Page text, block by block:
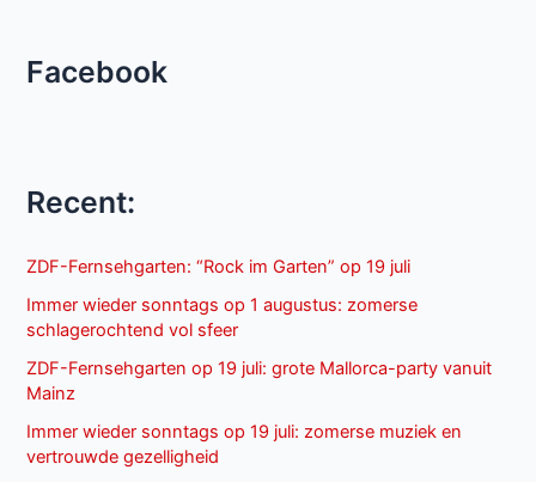
Facebook
Recent:
ZDF-Fernsehgarten: “Rock im Garten” op 19 juli
Immer wieder sonntags op 1 augustus: zomerse
schlagerochtend vol sfeer
ZDF-Fernsehgarten op 19 juli: grote Mallorca-party vanuit
Mainz
Immer wieder sonntags op 19 juli: zomerse muziek en
vertrouwde gezelligheid